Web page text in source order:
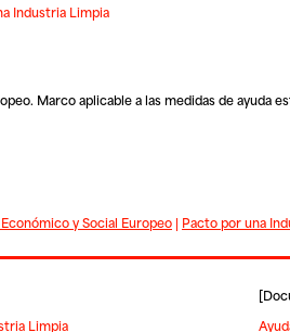
Industria Limpia
Marco aplicable a las medidas de ayuda
y Social Europeo| Pacto por una
Limpia
[